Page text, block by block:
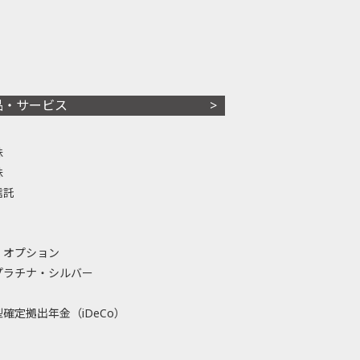
・サービス
託
プション
ラチナ・シルバー
定拠出年金（iDeCo）